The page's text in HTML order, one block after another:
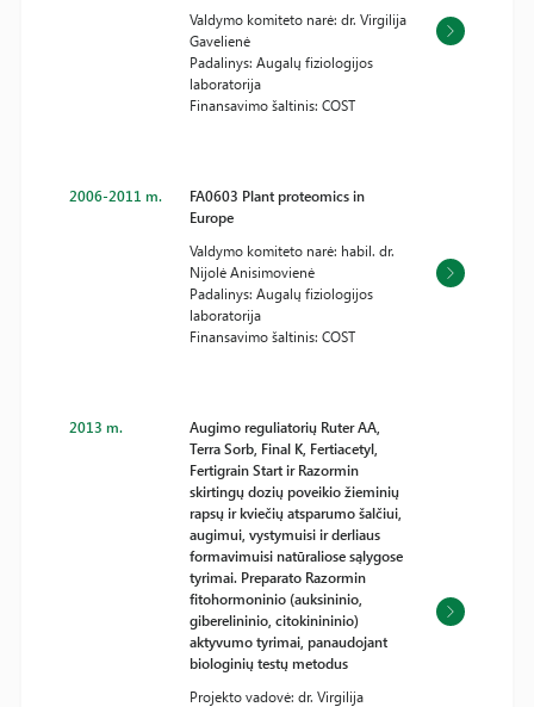
Valdymo komiteto narė: dr. Virgilija
Gavelienė
Padalinys: Augalų fiziologijos
laboratorija
Finansavimo šaltinis: COST
2006-2011 m.
FA0603 Plant proteomics in
Europe
Valdymo komiteto narė: habil. dr.
Nijolė Anisimovienė
Padalinys: Augalų fiziologijos
laboratorija
Finansavimo šaltinis: COST
2013 m.
Augimo reguliatorių Ruter AA,
Terra Sorb, Final K, Fertiacetyl,
Fertigrain Start ir Razormin
skirtingų dozių poveikio žieminių
rapsų ir kviečių atsparumo šalčiui,
augimui, vystymuisi ir derliaus
formavimuisi natūraliose sąlygose
tyrimai. Preparato Razormin
fitohormoninio (auksininio,
giberelininio, citokinininio)
aktyvumo tyrimai, panaudojant
biologinių testų metodus
Projekto vadovė: dr. Virgilija